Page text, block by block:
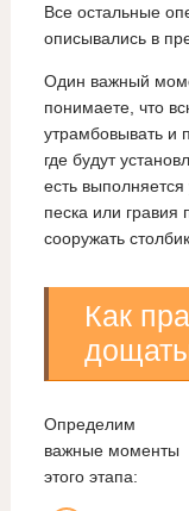
Все остальные
описывались в
Один важный
понимаете, что
утрамбовывать и
где будут
есть
песка или
сооружать
Как
Определим
важные моменты
этого этапа: